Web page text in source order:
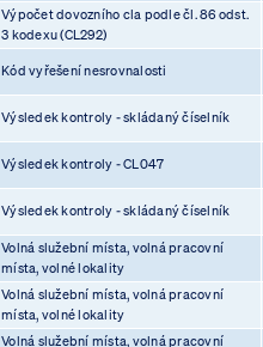
Výpočet dovozního cla podle čl. 86 odst.
3 kodexu (CL292)
Kód vyřešení nesrovnalosti
Výsledek kontroly - skládaný číselník
Výsledek kontroly - CL047
Výsledek kontroly - skládaný číselník
Volná služební místa, volná pracovní
místa, volné lokality
Volná služební místa, volná pracovní
místa, volné lokality
Volná služební místa, volná pracovní